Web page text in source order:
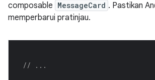
composable MessageCard . Pastikan
memperbarui pratinjau.
// ...